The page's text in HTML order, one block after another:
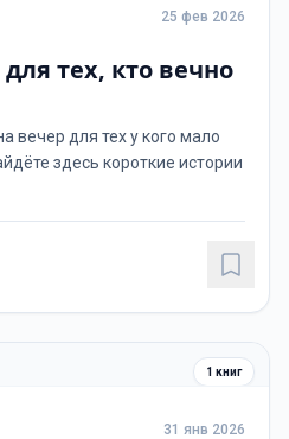
25 фев 2026
тех, кто вечно
вечер для тех у кого мало
здесь короткие истории
1 книг
31 янв 2026